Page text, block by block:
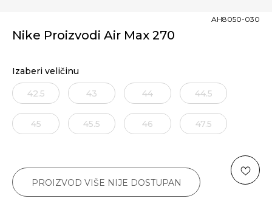
Nike Proizvodi Air Max 270
AH8050-030
Izaberi veličinu
42.5 43 44 44.5
45 45.5 46 47.5
PROIZVOD VIŠE NIJE DOSTUPAN